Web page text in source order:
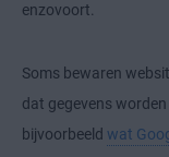
enzovoort.
Soms bewaren
dat gegevens
bijvoorbeeld wat